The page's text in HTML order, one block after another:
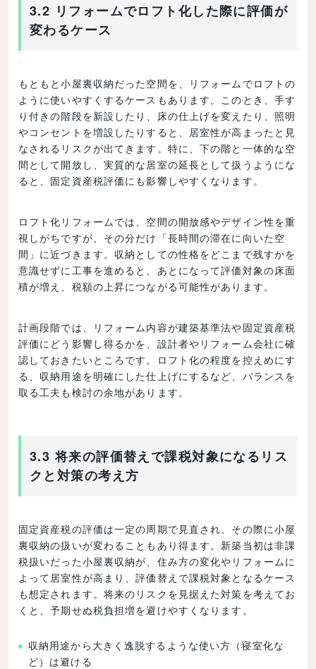
3.2 リフォームでロフト化した際に評価が
変わるケース
もともと小屋裏収納だった空間を、リフォームでロフトの
ように使いやすくするケースもあります。このとき、手す
り付きの階段を新設したり、床の仕上げを変えたり、照明
やコンセントを増設したりすると、居室性が高まったと見
なされるリスクが出てきます。特に、下の階と一体的な空
間として開放し、実質的な居室の延長として扱うようにな
ると、固定資産税評価にも影響しやすくなります。
ロフト化リフォームでは、空間の開放感やデザイン性を重
視しがちですが、その分だけ「長時間の滞在に向いた空
間」に近づきます。収納としての性格をどこまで残すかを
意識せずに工事を進めると、あとになって評価対象の床面
積が増え、税額の上昇につながる可能性があります。
計画段階では、リフォーム内容が建築基準法や固定資産税
評価にどう影響し得るかを、設計者やリフォーム会社に確
認しておきたいところです。ロフト化の程度を控えめにす
る、収納用途を明確にした仕上げにするなど、バランスを
取る工夫も検討の余地があります。
3.3 将来の評価替えで課税対象になるリス
クと対策の考え方
固定資産税の評価は一定の周期で見直され、その際に小屋
裏収納の扱いが変わることもあり得ます。新築当初は非課
税扱いだった小屋裏収納が、住み方の変化やリフォームに
よって居室性が高まり、評価替えで課税対象となるケース
も想定されます。将来のリスクを見据えた対策を考えてお
くと、予期せぬ税負担増を避けやすくなります。
収納用途から大きく逸脱するような使い方（寝室化な
ど）は避ける